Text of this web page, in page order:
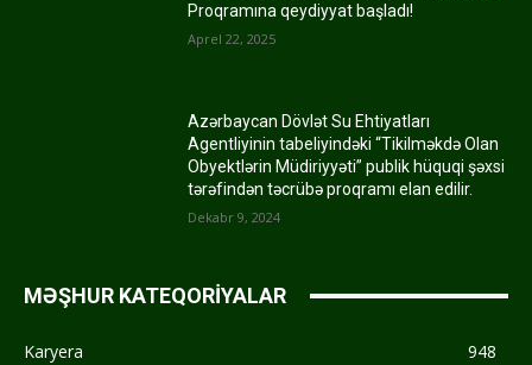
Proqramına qeydiyyat başladı!
Aprel 22, 2025
Azərbaycan Dövlət Su Ehtiyatları
Agentliyinin tabeliyindəki “Tikilməkdə Olan
Obyektlərin Müdiriyyəti” publik hüquqi şəxsi
tərəfindən təcrübə proqramı elan edilir.
Dekabr 9, 2024
MƏŞHUR KATEQORİYALAR
Karyera
948